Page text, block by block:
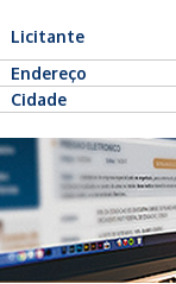
Licitante
Endereço
Cidade